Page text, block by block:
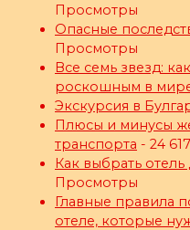
Просмотры
Опасные
Просмотры
Все семь звезд:
роскошным в
Экскурсия в
Плюсы и минусы
транспорта - 24
Как выбрать
Просмотры
Главные правила
отеле, которые